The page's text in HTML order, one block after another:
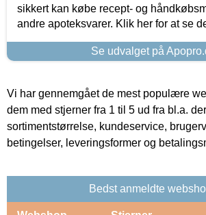
sikkert kan købe recept- og
andre apoteksvarer. Klik her for at se
Se udvalget på
Vi har gennemgået de mest populære
dem med stjerner fra 1 til 5 ud fra bl.a.
sortimentstørrelse, kundeservice,
betingelser, leveringsformer og
Bedst anmeldte